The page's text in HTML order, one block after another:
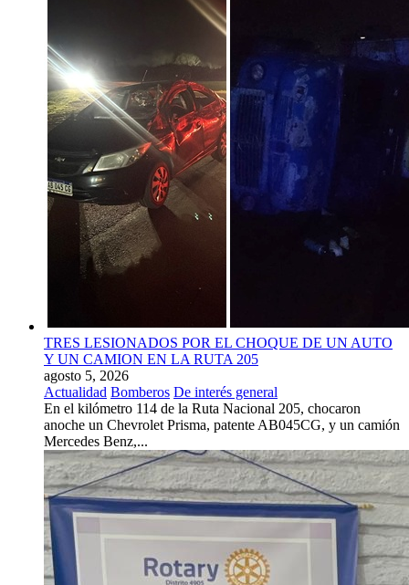
TRES LESIONADOS POR EL CHOQUE DE UN AUTO
Y UN CAMION EN LA RUTA 205
agosto 5, 2026
Actualidad Bomberos De interés general
En el kilómetro 114 de la Ruta Nacional 205, chocaron
anoche un Chevrolet Prisma, patente AB045CG, y un camión
Mercedes Benz,...